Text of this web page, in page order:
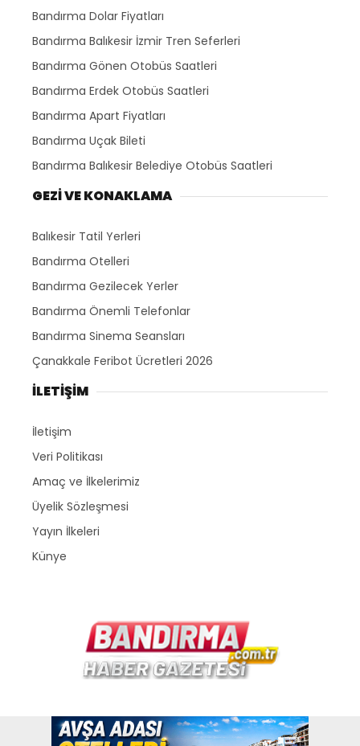
Bandırma Dolar Fiyatları
Bandırma Balıkesir İzmir Tren Seferleri
Bandırma Gönen Otobüs Saatleri
Bandırma Erdek Otobüs Saatleri
Bandırma Apart Fiyatları
Bandırma Uçak Bileti
Bandırma Balıkesir Belediye Otobüs Saatleri
GEZİ VE KONAKLAMA
Balıkesir Tatil Yerleri
Bandırma Otelleri
Bandırma Gezilecek Yerler
Bandırma Önemli Telefonlar
Bandırma Sinema Seansları
Çanakkale Feribot Ücretleri 2026
İLETİŞİM
İletişim
Veri Politikası
Amaç ve İlkelerimiz
Üyelik Sözleşmesi
Yayın İlkeleri
Künye